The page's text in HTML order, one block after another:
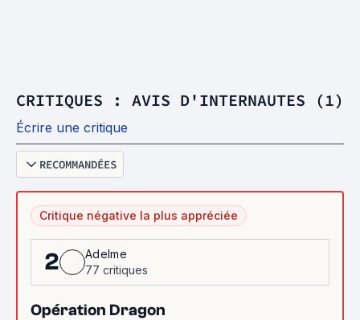
CRITIQUES : AVIS D'INTERNAUTES (1)
Écrire une critique
RECOMMANDÉES
Critique négative la plus appréciée
2
Adelme
77 critiques
Opération Dragon